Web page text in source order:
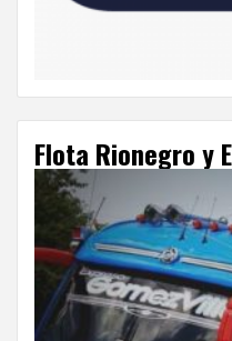
Flota Rionegro y